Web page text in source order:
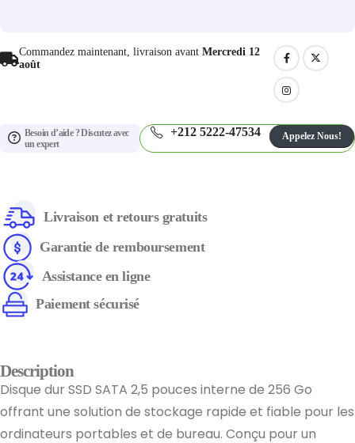
Commandez maintenant, livraison avant Mercredi 12
août
Besoin d’aide ? Discutez avec
un expert
+212 5222-47534 Appelez Nous!
Livraison et retours gratuits
Garantie de remboursement
Assistance en ligne
Paiement sécurisé
Description
Disque dur SSD SATA 2,5 pouces interne de 256 Go
offrant une solution de stockage rapide et fiable pour les
ordinateurs portables et de bureau. Conçu pour un